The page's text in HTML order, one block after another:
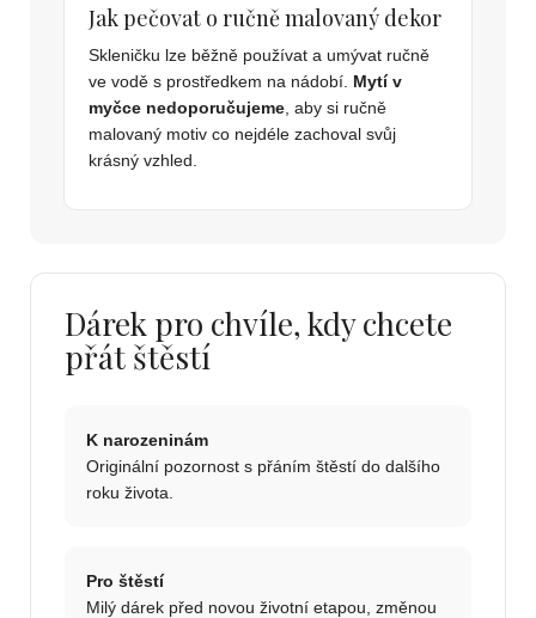
Jak pečovat o ručně malovaný dekor
Skleničku lze běžně používat a umývat ručně
ve vodě s prostředkem na nádobí. Mytí v
myčce nedoporučujeme , aby si ručně
malovaný motiv co nejdéle zachoval svůj
krásný vzhled.
Dárek pro chvíle, kdy chcete
přát štěstí
K narozeninám
Originální pozornost s přáním štěstí do dalšího
roku života.
Pro štěstí
Milý dárek před novou životní etapou, změnou